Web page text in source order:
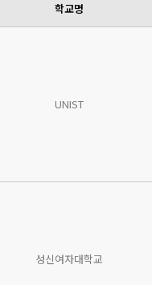
학교명
UNIST
성신여자대학교